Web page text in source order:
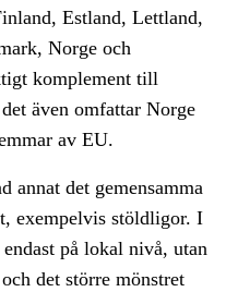
Estland, Lettland,
Norge och
komplement till
även omfattar Norge
av EU.
annat det gemensamma
exempelvis stöldligor. I
på lokal nivå, utan
det större mönstret